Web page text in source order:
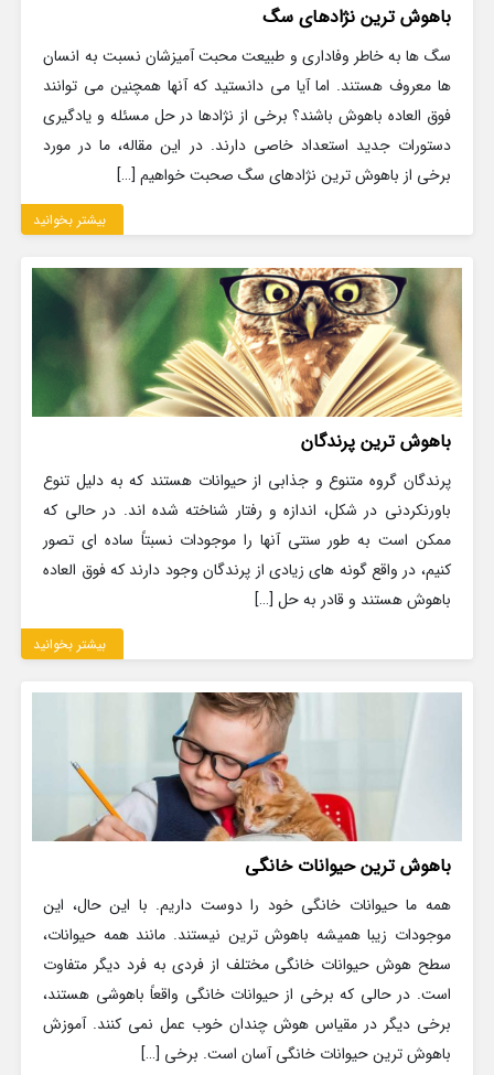
باهوش ترین نژادهای سگ
سگ ها به خاطر وفاداری و طبیعت محبت آمیزشان نسبت به انسان
ها معروف هستند. اما آیا می دانستید که آنها همچنین می توانند
فوق العاده باهوش باشند؟ برخی از نژادها در حل مسئله و یادگیری
دستورات جدید استعداد خاصی دارند. در این مقاله، ما در مورد
برخی از باهوش ترین نژادهای سگ صحبت خواهیم […]
بیشتر بخوانید
باهوش‌ ترین پرندگان
پرندگان گروه متنوع و جذابی از حیوانات هستند که به دلیل تنوع
باورنکردنی در شکل، اندازه و رفتار شناخته شده اند. در حالی که
ممکن است به طور سنتی آنها را موجودات نسبتاً ساده ای تصور
کنیم، در واقع گونه های زیادی از پرندگان وجود دارند که فوق العاده
باهوش هستند و قادر به حل […]
بیشتر بخوانید
باهوش ترین حیوانات خانگی
همه ما حیوانات خانگی خود را دوست داریم. با این حال، این
موجودات زیبا همیشه باهوش ترین نیستند. مانند همه حیوانات،
سطح هوش حیوانات خانگی مختلف از فردی به فرد دیگر متفاوت
است. در حالی که برخی از حیوانات خانگی واقعاً باهوشی هستند،
برخی دیگر در مقیاس هوش چندان خوب عمل نمی کنند. آموزش
باهوش ترین حیوانات خانگی آسان است. برخی […]